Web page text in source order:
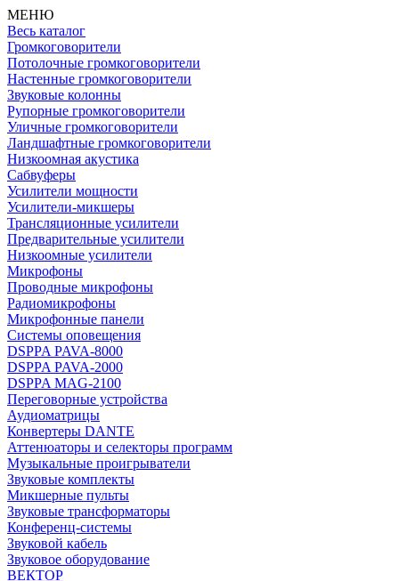
МЕНЮ
Весь каталог
Громкоговорители
Потолочные громкоговорители
Настенные громкоговорители
Звуковые колонны
Рупорные громкоговорители
Уличные громкоговорители
Ландшафтные громкоговорители
Низкоомная акустика
Сабвуферы
Усилители мощности
Усилители-микшеры
Трансляционные усилители
Предварительные усилители
Низкоомные усилители
Микрофоны
Проводные микрофоны
Радиомикрофоны
Микрофонные панели
Системы оповещения
DSPPA PAVA-8000
DSPPA PAVA-2000
DSPPA MAG-2100
Переговорные устройства
Аудиоматрицы
Конвертеры DANTE
Аттенюаторы и селекторы программ
Музыкальные проигрыватели
Звуковые комплекты
Микшерные пульты
Звуковые трансформаторы
Конференц-системы
Звуковой кабель
Звуковое оборудование
ВЕКТОР